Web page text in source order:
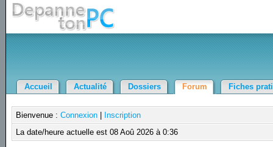
Accueil Actualité Dossiers Forum Fiches
Bienvenue :Connexion
Inscription
La date/heure actuelle est 08 Aoû 2026 à 0:36